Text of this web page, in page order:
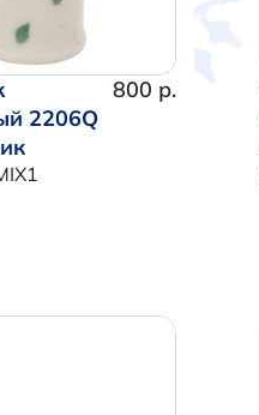
2206Q
800 р.